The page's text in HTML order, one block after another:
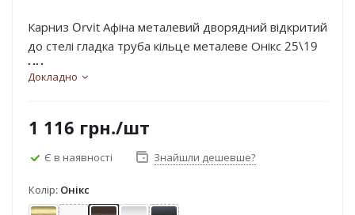
Карниз Orvit Афіна металевий дворядний відкритий
до стелі гладка труба кільце металеве Онікс 25\19
мм...
Докладно
1 116 грн./шт
Є в наявності Знайшли дешевше?
Колір: Онікс